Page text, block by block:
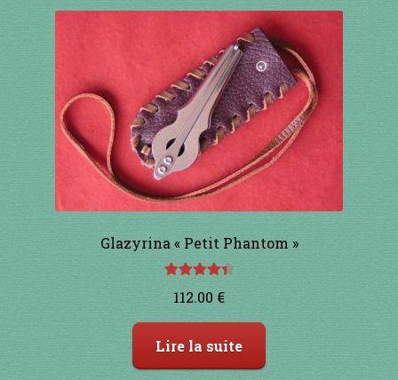
21 à 30€
31 à 40€
Glazyrina « Petit Phantom »
112.00 €
Lire la suite